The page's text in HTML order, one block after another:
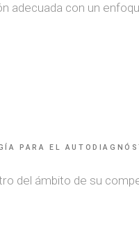
adecuada con un
PARA EL
del ámbito de su